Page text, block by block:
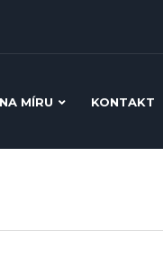
MÍRU KONTAKT